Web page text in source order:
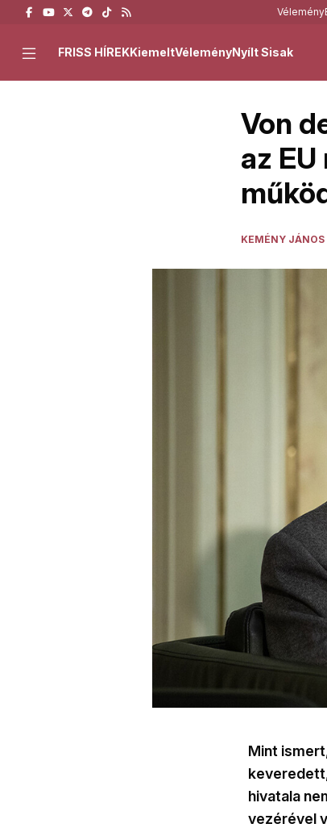
Vélemény
FRISS HÍREKKiemeltVéleményNyílt Sisak
Von
az
KEMÉNY JÁNOS
Mint
hivatala
vezérével